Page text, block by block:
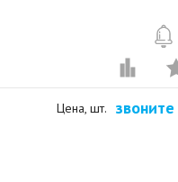
Цена, шт. звоните